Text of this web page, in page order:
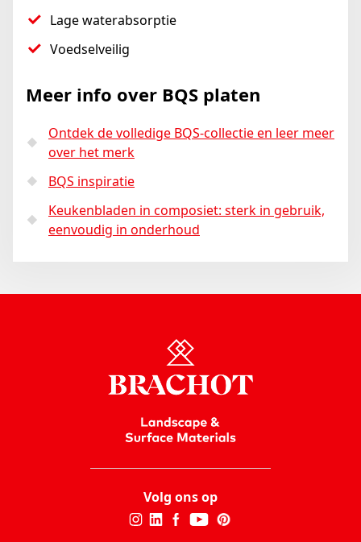
Lage waterabsorptie
Voedselveilig
Meer info over BQS platen
Ontdek de volledige BQS-collectie en leer meer
over het merk
BQS inspiratie
Keukenbladen in composiet: sterk in gebruik,
eenvoudig in onderhoud
Volg ons op